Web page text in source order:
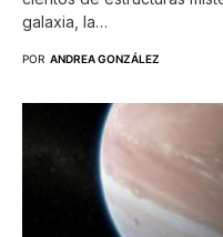
galaxia, la…
POR ANDREA GONZÁLEZ